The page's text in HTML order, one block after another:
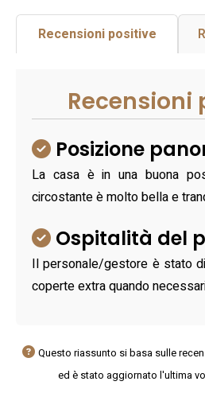
Recensioni positive
Recensioni
Posizione
La casa è in una buona
circostante è molto bella e
Ospitalità del
Il personale/gestore è stato
coperte extra quando
Questo riassunto si basa sulle
ed è stato aggiornato l'ultima